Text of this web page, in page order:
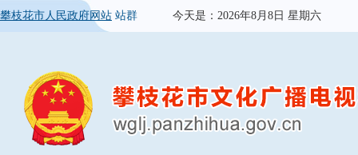
攀枝花市人民政府网站 站群 今天是： 2026年8月8日 星期六